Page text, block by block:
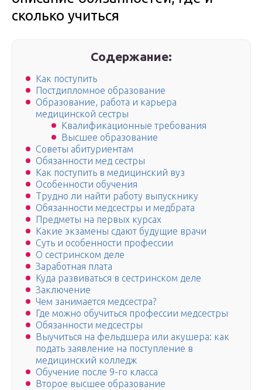
сколько учиться
Содержание:
Как поступить
Постдипломное образование
Образование, работа и карьера
медицинской сестры
Квалификационные требования
Высшее образование
Советы абитуриентам
Обязанности мед сестры
Как поступить в медицинский вуз
Особенности обучения
Трудно ли найти работу выпускнику
Обязанности медсестры и медбрата
Предметы на первых курсах
Какие экзамены сдают будущие врачи
Суть и особенности профессии
О сестринском деле
Заработная плата
Куда развиваться в сестринском деле
Заключение
Чем занимается медсестра?
Где можно обучиться профессии медсестры
Обязанности медсестры
Выучиться на фельдшера или акушера: как
подать заявление на поступление в
медицинский колледж
Обучение после 9-го класса
Второе высшее образование